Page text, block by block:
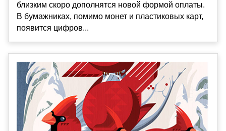
близким скоро дополнятся новой формой оплаты.
В бумажниках, помимо монет и пластиковых карт,
появится цифров...